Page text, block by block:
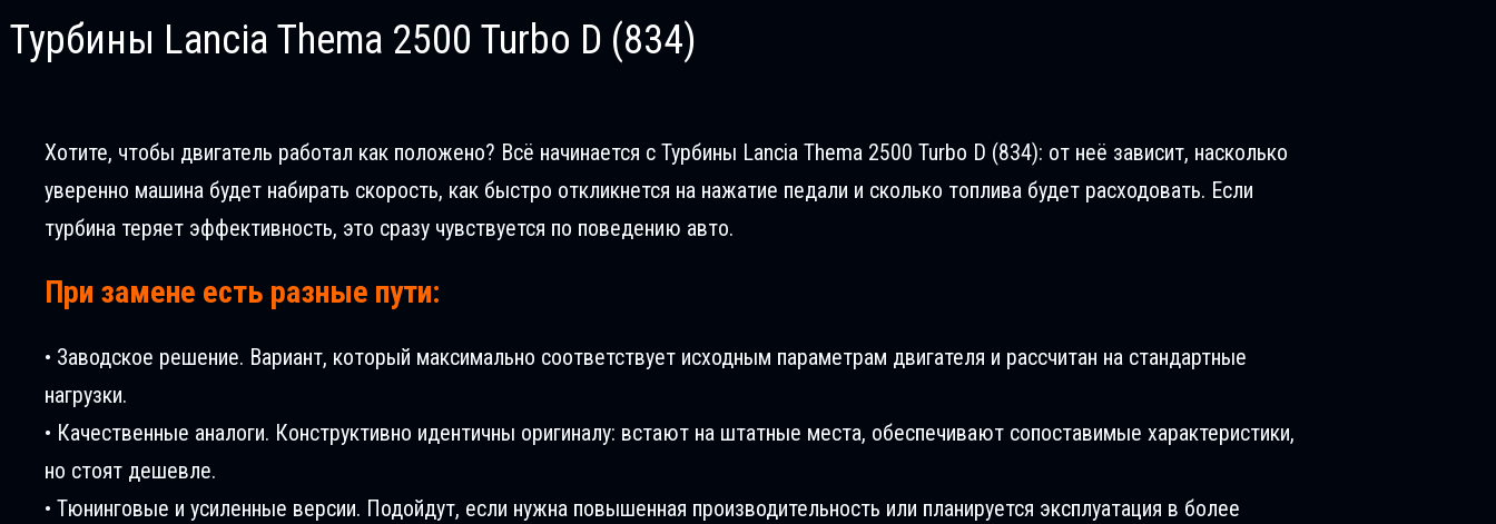
Турбины Lancia Thema 2500 Turbo D (834)
Хотите, чтобы двигатель работал как положено? Всё начинается с Турбины Lancia Thema 2500 Turbo D (834): от неё зависит, насколько
уверенно машина будет набирать скорость, как быстро откликнется на нажатие педали и сколько топлива будет расходовать. Если
турбина теряет эффективность, это сразу чувствуется по поведению авто.
При замене есть разные пути:
• Заводское решение. Вариант, который максимально соответствует исходным параметрам двигателя и рассчитан на стандартные
нагрузки.
• Качественные аналоги. Конструктивно идентичны оригиналу: встают на штатные места, обеспечивают сопоставимые характеристики,
но стоят дешевле.
• Тюнинговые и усиленные версии. Подойдут, если нужна повышенная производительность или планируется эксплуатация в более